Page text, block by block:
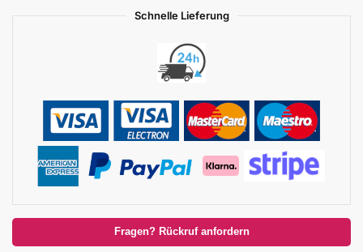
Schnelle Lieferung
Fragen? Rückruf anfordern